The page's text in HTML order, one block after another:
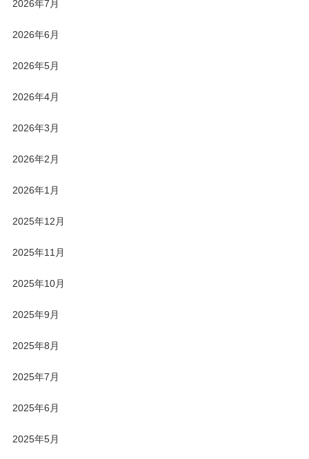
2026年7月
2026年6月
2026年5月
2026年4月
2026年3月
2026年2月
2026年1月
2025年12月
2025年11月
2025年10月
2025年9月
2025年8月
2025年7月
2025年6月
2025年5月